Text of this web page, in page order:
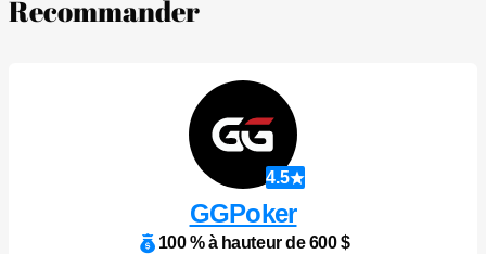
Recommander
4.5
GGPoker
100 % à hauteur de 600 $